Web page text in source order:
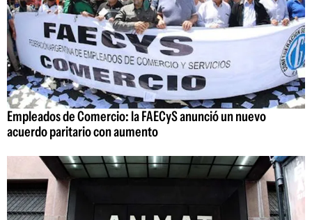
Empleados de Comercio: la FAECyS anunció un nuevo
acuerdo paritario con aumento